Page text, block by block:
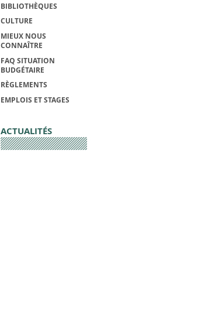
BIBLIOTHÈQUES
CULTURE
MIEUX NOUS
CONNAÎTRE
FAQ SITUATION
BUDGÉTAIRE
RÈGLEMENTS
EMPLOIS ET STAGES
ACTUALITÉS